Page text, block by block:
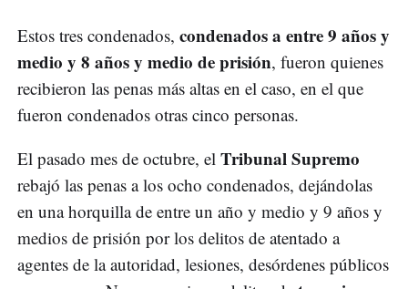
Estos tres condenados, condenados a entre 9 años y
medio y 8 años y medio de prisión, fueron quienes
recibieron las penas más altas en el caso, en el que
fueron condenados otras cinco personas.
El pasado mes de octubre, el Tribunal Supremo
rebajó las penas a los ocho condenados, dejándolas
en una horquilla de entre un año y medio y 9 años y
medios de prisión por los delitos de atentado a
agentes de la autoridad, lesiones, desórdenes públicos